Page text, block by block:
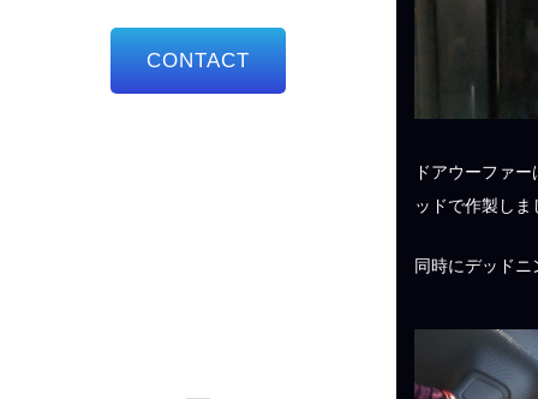
CONTACT
ドアウーファ
ッドで作製しま
同時にデッド